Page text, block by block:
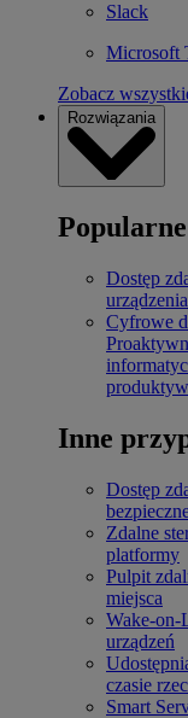
Slack
Microsoft
Zobacz
Rozwiązania
Dostęp
Cyfrowe
Inne
Dostęp
Zdalne
platformy
Pulpit
miejsca
Wake-
urządzeń
czasie
Smart